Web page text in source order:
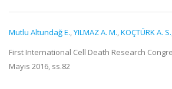
Mutlu Altundağ E.,YILMAZ A. M.,KOÇTÜRK A. S.
First International Cell Death Research
Mayıs 2016, ss.82